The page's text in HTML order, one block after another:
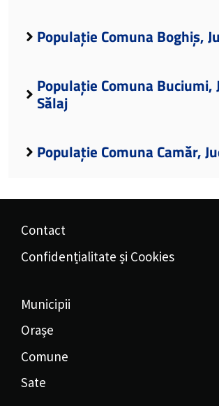
Populație Comuna Boghiș,
Populație Comuna Buciumi,
Sălaj
Populație Comuna Camăr,
Contact
Confidențialitate și Cookies
Municipii
Orașe
Comune
Sate